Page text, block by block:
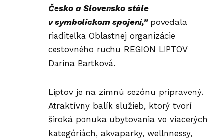
Česko a Slovensko stále
v symbolickom spojení,” povedala
riaditeľka Oblastnej organizácie
cestovného ruchu REGION LIPTOV
Darina Bartková.
Liptov je na zimnú sezónu pripravený.
Atraktívny balík služieb, ktorý tvorí
široká ponuka ubytovania vo viacerých
kategóriách, akvaparky, wellnnessy,